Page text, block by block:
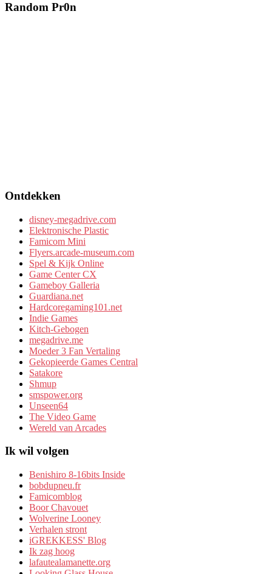
Random Pr0n
Ontdekken
disney-megadrive.com
Elektronische Plastic
Famicom Mini
Flyers.arcade-museum.com
Spel & Kijk Online
Game Center CX
Gameboy Galleria
Guardiana.net
Hardcoregaming101.net
Indie Games
Kitch-Gebogen
megadrive.me
Moeder 3 Fan Vertaling
Gekopieerde Games Central
Satakore
Shmup
smspower.org
Unseen64
The Video Game
Wereld van Arcades
Ik wil volgen
Benishiro 8-16bits Inside
bobdupneu.fr
Famicomblog
Boor Chavouet
Wolverine Looney
Verhalen stront
iGREKKESS' Blog
Ik zag hoog
lafautealamanette.org